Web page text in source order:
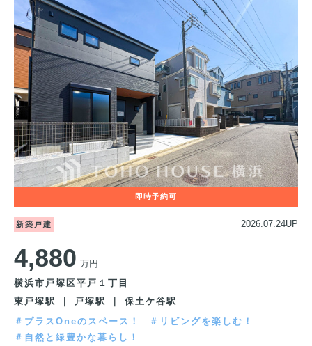
新築戸建 2026.07.24UP
4,880 万円
横浜市戸塚区平戸１丁目
東戸塚駅 ｜ 戸塚駅 ｜ 保土ケ谷駅
＃プラスOneのスペース！
＃リビングを楽しむ！
＃自然と緑豊かな暮らし！